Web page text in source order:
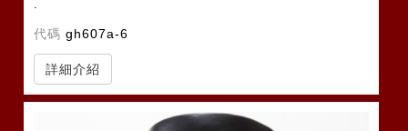
代碼 gh607a-6
詳細介紹